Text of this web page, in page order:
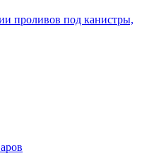
проливов под канистры,